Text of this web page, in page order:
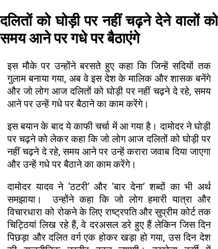
दलितों को घोड़ी पर नहीं चढ़ने देने वालों को
समय आने पर गधे पर बैठाएंगे
इस मौके पर उन्होंने बरसते हुए कहा कि जिन्हें सदियों तक
गुलाम बनाया गया, अब वे इस देश के मालिक और शासक बनेंगे
और जो लोग आज दलितों को घोड़ी पर नहीं चढ़ने दे रहे, समय
आने पर उन्हें गधे पर बैठाने का काम करेंगे।​
इस बयान के बाद ये काफी चर्चा में आ गया है। दामोदर ने घोड़ी
पर चढ़ने को लेकर कहा कि जो लोग आज दलितों को घोड़ी पर
नहीं चढ़ने दे रहे, समय आने पर उन्हें करारा जवाब दिया जाएगा
और उन्हें गधे पर बैठाने का काम करेंगे।​
दामोदर यादव ने ‘ठटरी’ और ‘बार देना’ शब्दों का भी अर्थ
समझाया। उन्होंने कहा कि जो लोग हमारी यात्रा और
विचारधारा को रोकने के लिए राष्ट्रपति और सुप्रीम कोर्ट तक
चिट्ठियां लिख रहे हैं, वे दरअसल डरे हुए हैं लेकिन जिस दिन
पिछड़ा और दलित वर्ग एक होकर खड़ा हो गया, उस दिन देश